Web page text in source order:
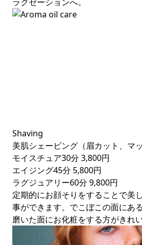
Shaving
美肌シェービング（眉カット、マ
モイスチュア30分 3,800円
エイジング45分 5,800円
ラグジュアリー60分 9,800円
定期的にお顔そりをすることで美
事ができます。でこぼこの面にあ
磨いた面にお化粧をする方がきれ